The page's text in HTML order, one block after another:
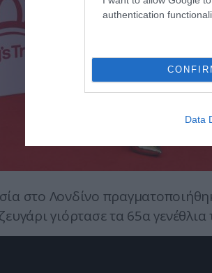
authentication
Data
στο Λονδίνο
γιόρτασε τα 65α